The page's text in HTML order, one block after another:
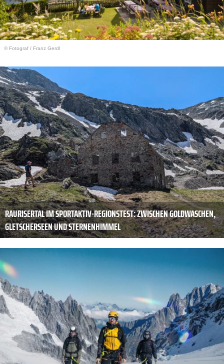
© Fotograf / Franz Gerdl
RAURISERTAL IM SPORTAKTIV-REGIONSTEST: ZWISCHEN GOLDWASCHEN,
GLETSCHERSEEN UND STERNENHIMMEL